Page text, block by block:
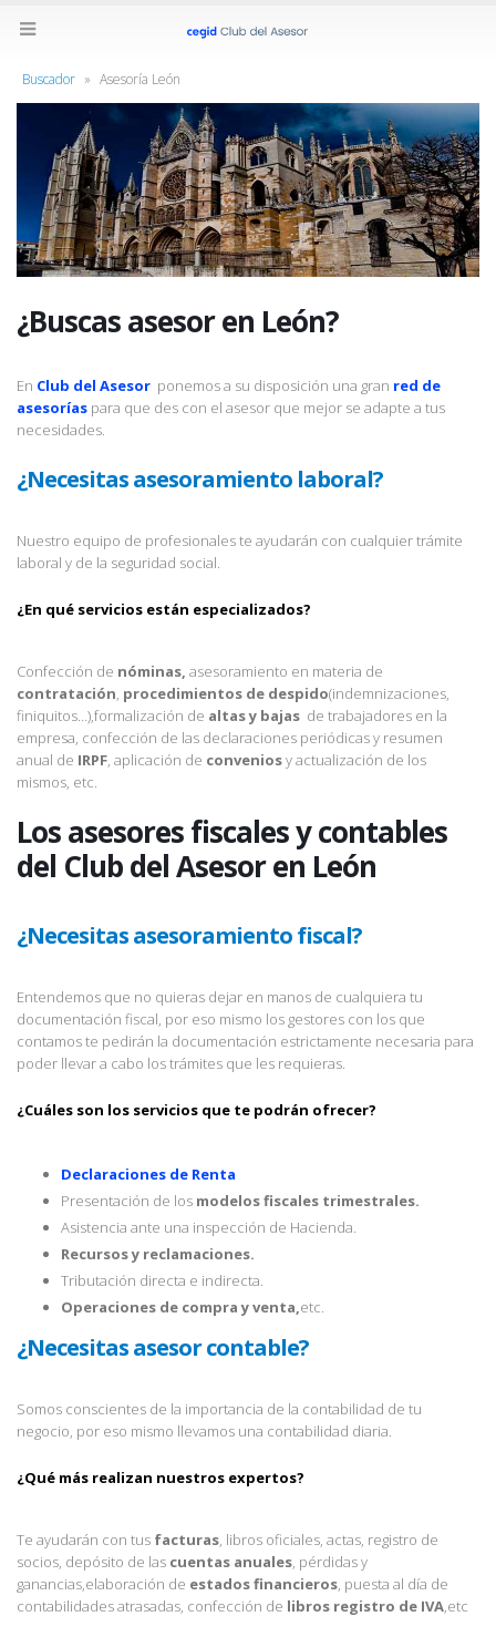
Buscador » Asesoría León
¿Buscas asesor en León?
En Club del Asesor ponemos a su disposición una gran red de
asesorías para que des con el asesor que mejor se adapte a tus
necesidades.
¿Necesitas asesoramiento laboral?
Nuestro equipo de profesionales te ayudarán con cualquier trámite
laboral y de la seguridad social.
¿En qué servicios están especializados?
Confección de nóminas, asesoramiento en materia de
contratación, procedimientos de despido(indemnizaciones,
finiquitos…),formalización de altas y bajas de trabajadores en la
empresa, confección de las declaraciones periódicas y resumen
anual de IRPF, aplicación de conveniosy actualización de los
mismos, etc.
Los asesores fiscales y contables
del Club del Asesor en León
¿Necesitas asesoramiento fiscal?
Entendemos que no quieras dejar en manos de cualquiera tu
documentación fiscal, por eso mismo los gestores con los que
contamos te pedirán la documentación estrictamente necesaria para
poder llevar a cabo los trámites que les requieras.
¿Cuáles son los servicios que te podrán ofrecer?
Declaraciones de Renta
Presentación de los modelos fiscales trimestrales.
Asistencia ante una inspección de Hacienda.
Recursos y reclamaciones.
Tributación directa e indirecta.
Operaciones de compra y venta,etc.
¿Necesitas asesor contable?
Somos conscientes de la importancia de la contabilidad de tu
negocio, por eso mismo llevamos una contabilidad diaria.
¿Qué más realizan nuestros expertos?
Te ayudarán con tus facturas, libros oficiales, actas, registro de
socios, depósito de las cuentas anuales, pérdidas y
ganancias,elaboración de estados financieros, puesta al día de
contabilidades atrasadas, confección de libros registro de IVA,etc